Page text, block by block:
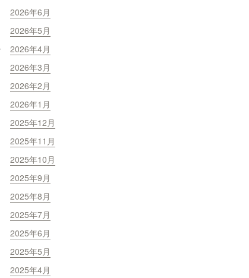
2026年6月
2026年5月
2026年4月
2026年3月
2026年2月
2026年1月
2025年12月
2025年11月
2025年10月
2025年9月
2025年8月
2025年7月
2025年6月
2025年5月
2025年4月